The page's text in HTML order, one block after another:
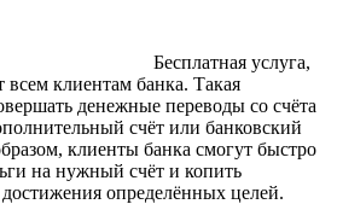
Бесплатная услуга,
всем клиентам банка. Такая
денежные переводы со счёта
счёт или банковский
клиенты банка смогут быстро
на нужный счёт и копить
определённых целей.